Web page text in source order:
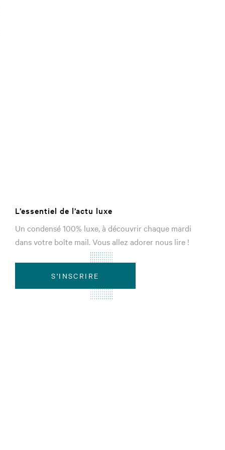
L’essentiel de l’actu luxe
Un condensé 100% luxe, à découvrir chaque mardi
dans votre boîte mail. Vous allez adorer nous lire !
S'INSCRIRE